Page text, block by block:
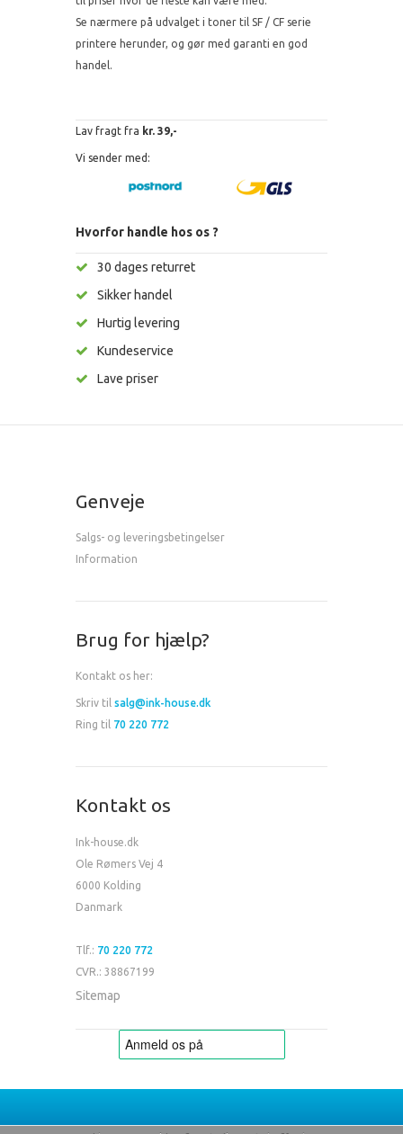
Se nærmere på udvalget i toner til SF / CF serie
printere herunder, og gør med garanti en god
handel.
Lav fragt fra kr. 39,-
Vi sender med:
Hvorfor handle hos os ?
30 dages returret
Sikker handel
Hurtig levering
Kundeservice
Lave priser
Genveje
Salgs- og leveringsbetingelser
Information
Brug for hjælp?
Kontakt os her:
Skriv til salg@ink-house.dk
Ring til 70 220 772
Kontakt os
Ink-house.dk
Ole Rømers Vej 4
6000 Kolding
Danmark
Tlf.: 70 220 772
CVR.: 38867199
Sitemap